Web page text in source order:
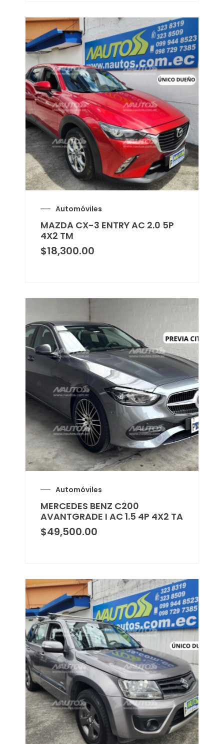
Automóviles
MAZDA CX-3 ENTRY AC 2.0 5P
4X2 TM
$18,300.00
Automóviles
MERCEDES BENZ C200
AVANTGRADE I AC 1.5 4P 4X2 TA
$49,500.00